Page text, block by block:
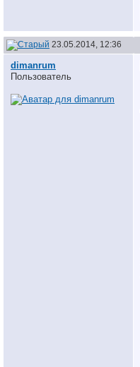
23.05.2014, 12:36
dimanrum
Пользователь